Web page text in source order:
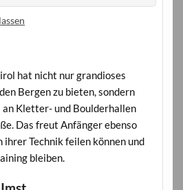
hat nicht nur grandioses
Bergen zu bieten, sondern
an Kletter- und Boulderhallen
Das freut Anfänger ebenso
ihrer Technik feilen können und
bleiben.